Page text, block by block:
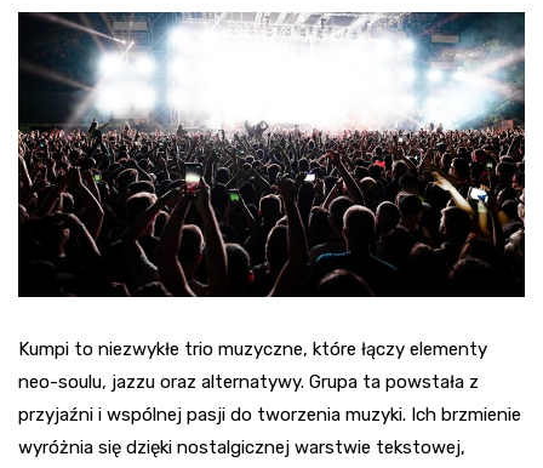
Kumpi to niezwykłe trio muzyczne, które łączy elementy
neo-soulu, jazzu oraz alternatywy. Grupa ta powstała z
przyjaźni i wspólnej pasji do tworzenia muzyki. Ich brzmienie
wyróżnia się dzięki nostalgicznej warstwie tekstowej,